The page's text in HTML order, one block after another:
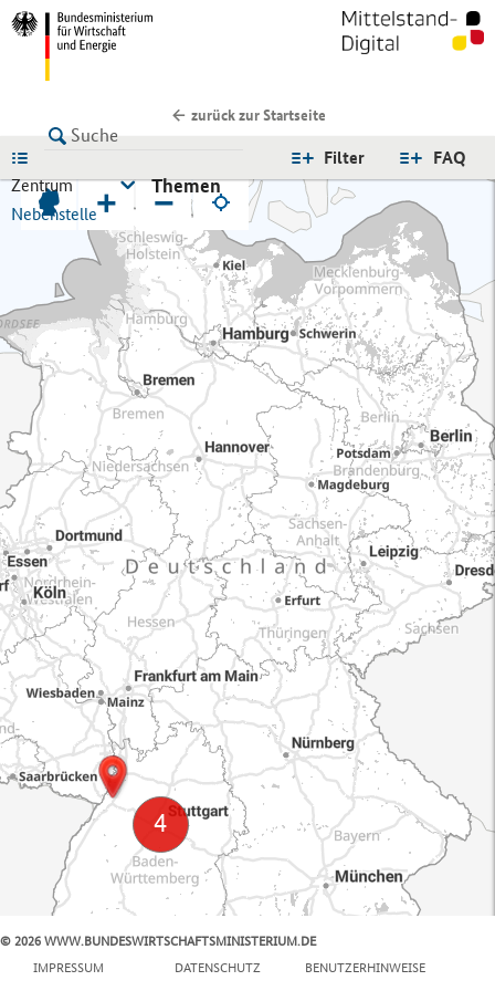
zurück zur Startseite
FAQ
Filter
Zentrum
Nebenstelle
Themen
+ −
© 2026 WWW.BUNDESWIRTSCHAFTSMINISTERIUM.DE
IMPRESSUM
DATENSCHUTZ BENUTZERHINWEISE